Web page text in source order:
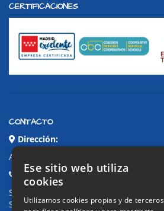
CERTIFICACIONES
CONTACTO
Dirección:
Avda. de Pablo Iglesias, 4. Alcorcón
Teléfonos:
Secretaría Ppal:
Secretaría Infantil:91 643 61 33
Ese sitio web utiliza
cookies
Utilizamos cookies propias y de terceros